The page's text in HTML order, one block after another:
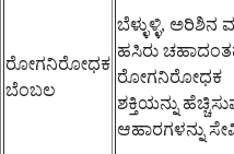
ರೋಗನಿರೋಧಕ
ಬೆಂಬಲ
ಬೆಳ್ಳುಳ್ಳಿ, ಅರಿಶಿನ
ಹಸಿರು
ರೋಗನಿರೋಧಕ
ಶಕ್ತಿಯನ್ನು
ಆಹಾರಗಳನ್ನು